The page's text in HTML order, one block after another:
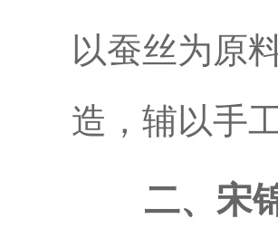
以蚕丝为原
造，辅以手
二、宋